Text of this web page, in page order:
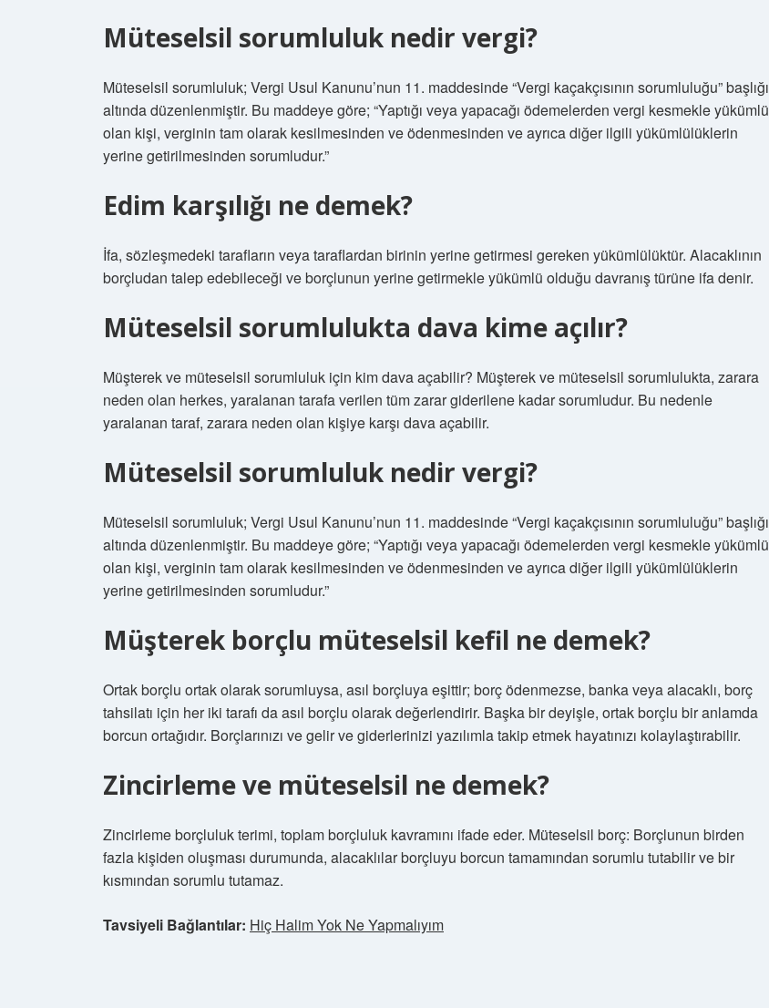
Müteselsil sorumluluk nedir vergi?
Müteselsil sorumluluk; Vergi Usul Kanunu’nun 11. maddesinde “Vergi kaçakçısının sorumluluğu” başlığı
altında düzenlenmiştir. Bu maddeye göre; “Yaptığı veya yapacağı ödemelerden vergi kesmekle yükümlü
olan kişi, verginin tam olarak kesilmesinden ve ödenmesinden ve ayrıca diğer ilgili yükümlülüklerin
yerine getirilmesinden sorumludur.”
Edim karşılığı ne demek?
İfa, sözleşmedeki tarafların veya taraflardan birinin yerine getirmesi gereken yükümlülüktür. Alacaklının
borçludan talep edebileceği ve borçlunun yerine getirmekle yükümlü olduğu davranış türüne ifa denir.
Müteselsil sorumlulukta dava kime açılır?
Müşterek ve müteselsil sorumluluk için kim dava açabilir? Müşterek ve müteselsil sorumlulukta, zarara
neden olan herkes, yaralanan tarafa verilen tüm zarar giderilene kadar sorumludur. Bu nedenle
yaralanan taraf, zarara neden olan kişiye karşı dava açabilir.
Müteselsil sorumluluk nedir vergi?
Müteselsil sorumluluk; Vergi Usul Kanunu’nun 11. maddesinde “Vergi kaçakçısının sorumluluğu” başlığı
altında düzenlenmiştir. Bu maddeye göre; “Yaptığı veya yapacağı ödemelerden vergi kesmekle yükümlü
olan kişi, verginin tam olarak kesilmesinden ve ödenmesinden ve ayrıca diğer ilgili yükümlülüklerin
yerine getirilmesinden sorumludur.”
Müşterek borçlu müteselsil kefil ne demek?
Ortak borçlu ortak olarak sorumluysa, asıl borçluya eşittir; borç ödenmezse, banka veya alacaklı, borç
tahsilatı için her iki tarafı da asıl borçlu olarak değerlendirir. Başka bir deyişle, ortak borçlu bir anlamda
borcun ortağıdır. Borçlarınızı ve gelir ve giderlerinizi yazılımla takip etmek hayatınızı kolaylaştırabilir.
Zincirleme ve müteselsil ne demek?
Zincirleme borçluluk terimi, toplam borçluluk kavramını ifade eder. Müteselsil borç: Borçlunun birden
fazla kişiden oluşması durumunda, alacaklılar borçluyu borcun tamamından sorumlu tutabilir ve bir
kısmından sorumlu tutamaz.
Tavsiyeli Bağlantılar: Hiç Halim Yok Ne Yapmalıyım